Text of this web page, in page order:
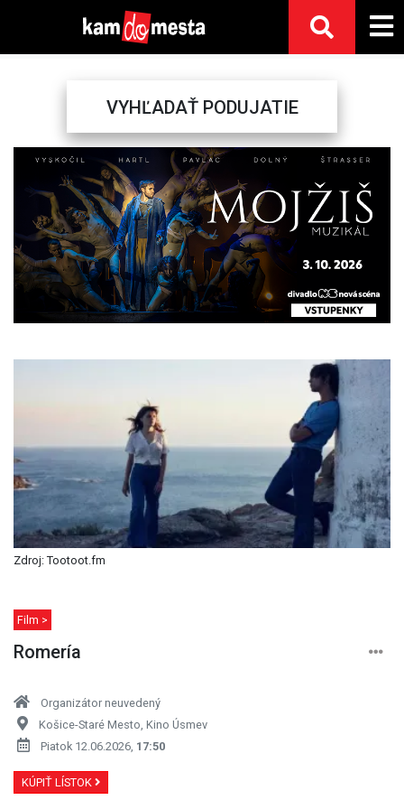
VYHĽADAŤ PODUJATIE
Previous
Zdroj: Tootoot.fm
Film >
Romería
Organizátor neuvedený
Košice-Staré Mesto, Kino Úsmev
Piatok 12.06.2026, 17:50
KÚPIŤ LÍSTOK